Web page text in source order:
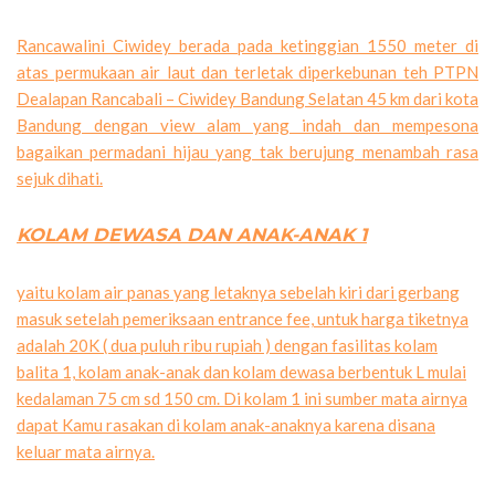
Rancawalini Ciwidey berada pada ketinggian 1550 meter di
atas permukaan air laut dan terletak diperkebunan teh PTPN
Dealapan Rancabali – Ciwidey Bandung Selatan 45 km dari kota
Bandung dengan view alam yang indah dan mempesona
bagaikan permadani hijau yang tak berujung menambah rasa
sejuk dihati.
KOLAM DEWASA DAN ANAK-ANAK 1
yaitu kolam air panas yang letaknya sebelah kiri dari gerbang
masuk setelah pemeriksaan entrance fee, untuk harga tiketnya
adalah 20K ( dua puluh ribu rupiah ) dengan fasilitas kolam
balita 1, kolam anak-anak dan kolam dewasa berbentuk L mulai
kedalaman 75 cm sd 150 cm. Di kolam 1 ini sumber mata airnya
dapat Kamu rasakan di kolam anak-anaknya karena disana
keluar mata airnya.